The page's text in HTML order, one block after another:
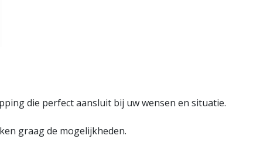
die perfect aansluit bij uw wensen en situatie.
graag de mogelijkheden.